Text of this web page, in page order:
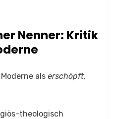
Nenner: Kritik
als erschöpft,
theologisch